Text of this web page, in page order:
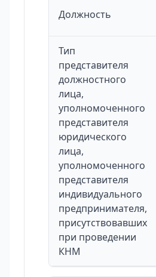
Должность
Тип
представителя
должностного
лица,
уполномоченного
представителя
юридического
лица,
уполномоченного
представителя
индивидуального
предпринимателя,
присутствовавших
при проведении
КНМ